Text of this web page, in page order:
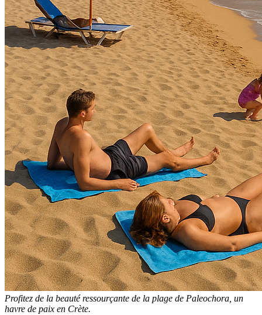
Profitez de la beauté ressourçante de la plage de Paleochora, un
havre de paix en Crète.